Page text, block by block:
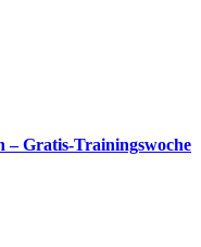
– Gratis-Trainingswoche